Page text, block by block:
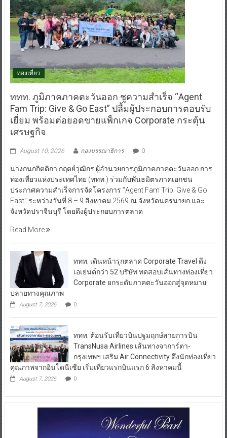
ท่องเที่ยว
ททท. ภูมิภาคภาคตะวันออก ชูความสำเร็จ “Agent
Fam Trip: Give & Go East” ปลื้มผู้ประกอบการตอบรับ
เยี่ยม พร้อมต่อยอดขายแพ็กเกจ Corporate กระตุ้น
เศรษฐกิจ
August 10, 2026 กองบรรณาธิการ 0
นางกนกกิตติกา กฤตย์วุฒิกร ผู้อำนวยการภูมิภาคภาคตะวันออก การ
ท่องเที่ยวแห่งประเทศไทย (ททท.) ร่วมกับพันธมิตรภาคเอกชน
ประกาศความสำเร็จการจัดโครงการ “Agent Fam Trip: Give & Go
East” ระหว่างวันที่ 8 – 9 สิงหาคม 2569 ณ จังหวัดนครนายก และ
จังหวัดปราจีนบุรี โดยดึงผู้ประกอบการตลาด
Read More
ททท. เดินหน้ารุกตลาด Corporate Travel ดึง
เอเย่นต์กว่า 52 บริษัท ทดสอบเส้นทางท่องเที่ยว
Corporate ยกระดับภาคตะวันออกสู่จุดหมาย
ปลายทางคุณภาพ
August 7, 2026 0
ททท. ต้อนรับเที่ยวบินปฐมฤกษ์สายการบิน
TransNusa Airlines เส้นทางจาการ์ตา-
กรุงเทพฯ เสริม Air Connectivity ดึงนักท่องเที่ยว
คุณภาพจากอินโดนีเซีย เริ่มเที่ยวแรกบินแรก 6 สิงหาคมนี้
August 7, 2026 0